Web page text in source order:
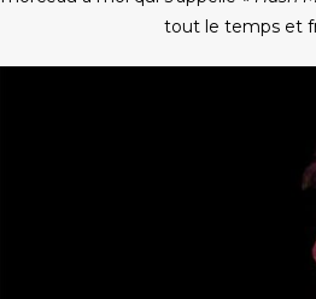
tout le temps et